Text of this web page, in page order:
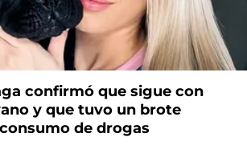
confirmó que sigue con
y que tuvo un brote
de drogas